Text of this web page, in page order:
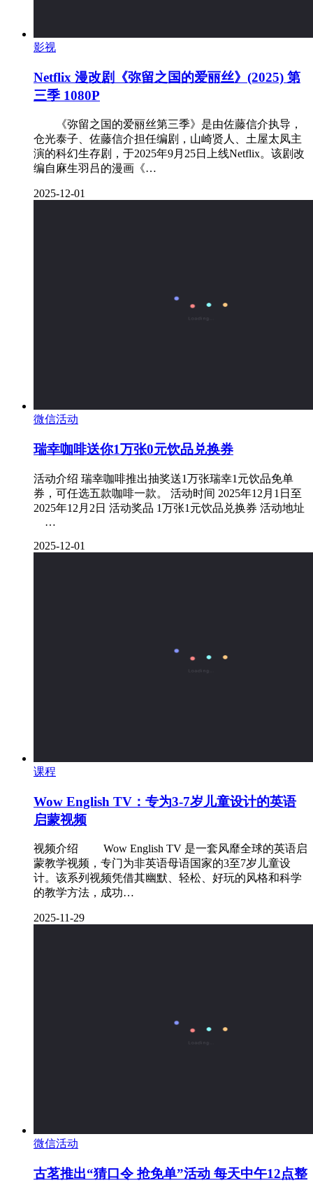
影视
Netflix 漫改剧《弥留之国的爱丽丝》(2025) 第
三季 1080P
《弥留之国的爱丽丝第三季》是由佐藤信介执导，
仓光泰子、佐藤信介担任编剧，山崎贤人、土屋太凤主
演的科幻生存剧，于2025年9月25日上线Netflix。该剧改
编自麻生羽吕的漫画《…
2025-12-01
微信活动
瑞幸咖啡送你1万张0元饮品兑换券
活动介绍 瑞幸咖啡推出抽奖送1万张瑞幸1元饮品免单
券，可任选五款咖啡一款。 活动时间 2025年12月1日至
2025年12月2日 活动奖品 1万张1元饮品兑换券 活动地址
…
2025-12-01
课程
Wow English TV：专为3-7岁儿童设计的英语
启蒙视频
视频介绍 ‌ Wow English TV 是一套风靡全球的英语启
蒙教学视频，专门为非英语母语国家的3至7岁儿童设
计。该系列视频凭借其幽默、轻松、好玩的风格和科学
的教学方法，成功…
2025-11-29
微信活动
古茗推出“猜口令 抢免单”活动 每天中午12点整